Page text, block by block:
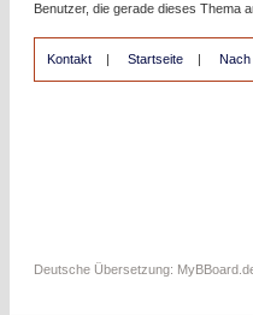
Benutzer, die gerade dieses Thema
Kontakt | Startseite | Nach
Deutsche Übersetzung: